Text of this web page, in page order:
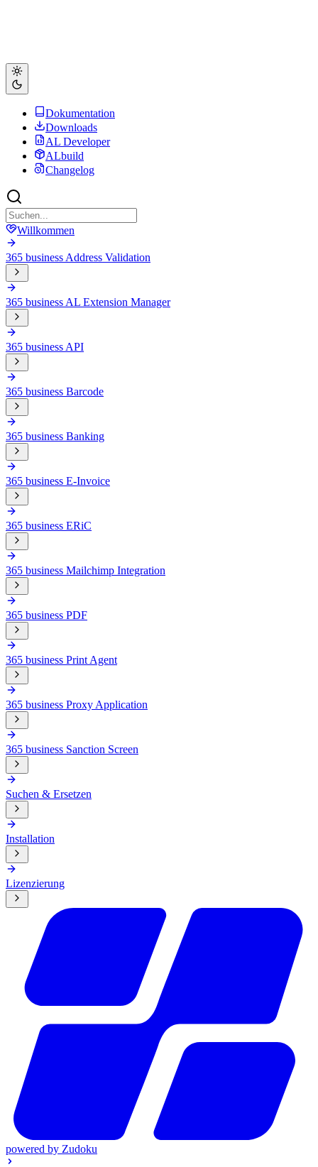
Dokumentation
Downloads
AL Developer
ALbuild
Changelog
Willkommen
365 business Address Validation
365 business AL Extension Manager
365 business API
365 business Barcode
365 business Banking
365 business E-Invoice
365 business ERiC
365 business Mailchimp Integration
365 business PDF
365 business Print Agent
365 business Proxy Application
365 business Sanction Screen
Suchen & Ersetzen
Installation
Lizenzierung
powered by Zudoku